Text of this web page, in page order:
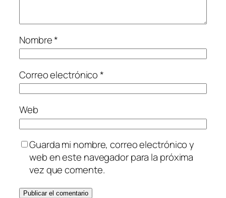
Nombre*
Correo electrónico*
Web
Guarda mi nombre, correo electrónico y
web en este navegador para la próxima
vez que comente.